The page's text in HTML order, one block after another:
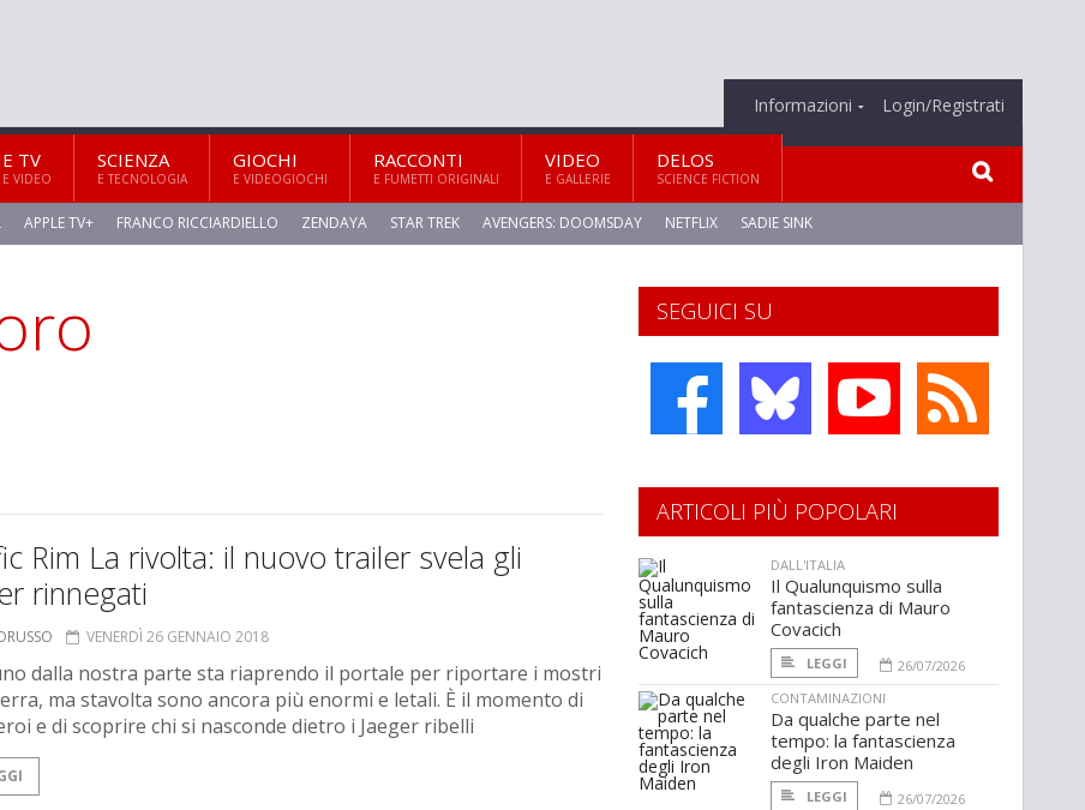
Informazioni Login/Registrati
TV
E VIDEO
SCIENZA
E TECNOLOGIA
GIOCHI
E VIDEOGIOCHI
RACCONTI
E FUMETTI ORIGINALI
VIDEO
E GALLERIE
DELOS
SCIENCE FICTION
APPLE TV+ FRANCO RICCIARDIELLO ZENDAYA STAR TREK AVENGERS: DOOMSDAY NETFLIX SADIE SINK
Rim La rivolta: il nuovo trailer svela gli
rinnegati
VENERDÌ 26 GENNAIO 2018
dalla nostra parte sta riaprendo il portale per riportare i mostri
ma stavolta sono ancora più enormi e letali. È il momento di
e di scoprire chi si nasconde dietro i Jaeger ribelli
SEGUICI SU
ARTICOLI PIÙ POPOLARI
DALL'ITALIA
Il Qualunquismo sulla
fantascienza di Mauro
Covacich
LEGGI
26/07/2026
CONTAMINAZIONI
Da qualche parte nel
tempo: la fantascienza
degli Iron Maiden
LEGGI
26/07/2026